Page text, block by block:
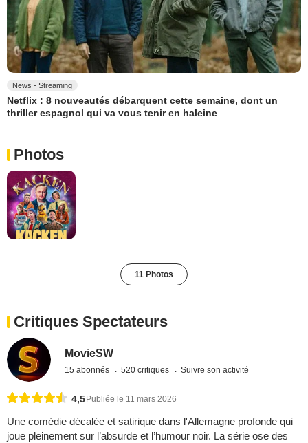
News - Streaming
Netflix : 8 nouveautés débarquent cette semaine, dont un
thriller espagnol qui va vous tenir en haleine
Photos
11 Photos
Critiques Spectateurs
MovieSW
15 abonnés 520 critiques Suivre son activité
4,5Publiée le 11 mars 2026
Une comédie décalée et satirique dans l'Allemagne profonde qui
joue pleinement sur l’absurde et l’humour noir. La série ose des